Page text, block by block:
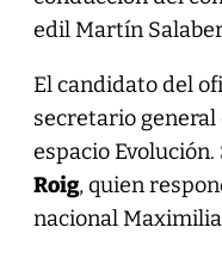
edil Martín
El candidato del
secretario
espacio
Roig, quien
nacional